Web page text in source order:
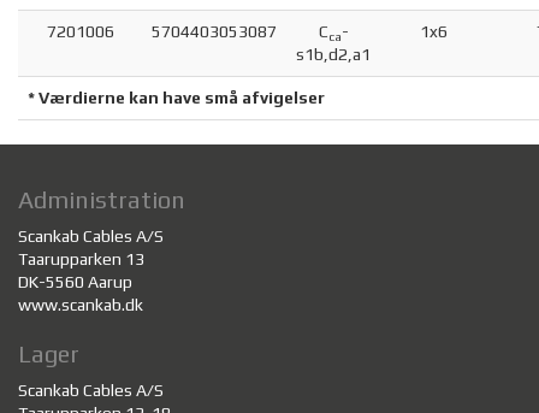
7201006 5704403053087 Cca-
s1b,d2,a1
1x6
* Værdierne kan have små afvigelser
Administration
Scankab Cables A/S
Taarupparken 13
DK-5560 Aarup
www.scankab.dk
Lager
Scankab Cables A/S